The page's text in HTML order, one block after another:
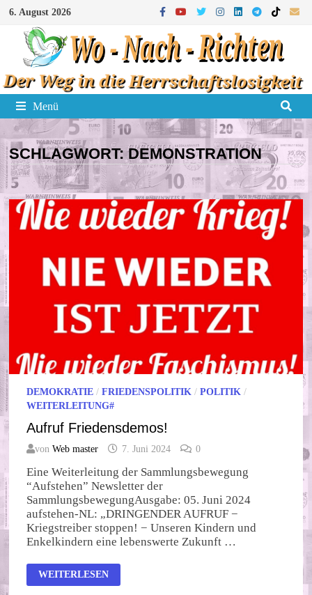
Zum
Inhalt
springen
6. August 2026
Menü
SCHLAGWORT:DEMONSTRATION
DEMOKRATIE /FRIEDENSPOLITIK /POLITIK /
WEITERLEITUNG#
Aufruf Friedensdemos!
vonWeb master 7. Juni 2024 0
Eine Weiterleitung der Sammlungsbewegung
“Aufstehen” Newsletter der
SammlungsbewegungAusgabe: 05. Juni 2024
aufstehen-NL: „DRINGENDER AUFRUF −
Kriegstreiber stoppen! − Unseren Kindern und
Enkelkindern eine lebenswerte Zukunft …
AUFRUF
WEITERLESEN